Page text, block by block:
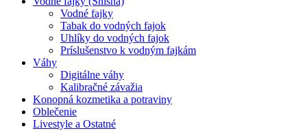
Vodné fajky
Tabak do vodných fajok
Uhlíky do vodných fajok
Príslušenstvo k vodným fajkám
Váhy
Digitálne váhy
Kalibračné závažia
Konopná kozmetika a potraviny
Oblečenie
Livestyle a Ostatné